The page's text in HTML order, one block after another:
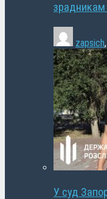
зрадникам
zapsich,
У суд